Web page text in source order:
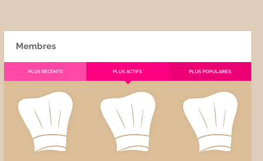
Membres
PLUS RÉCENTS PLUS ACTIFS PLUS POPULAIRES